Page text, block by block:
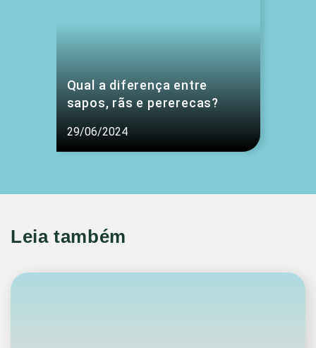
Qual a diferença entre
sapos, rãs e pererecas?
29/06/2024
Leia também